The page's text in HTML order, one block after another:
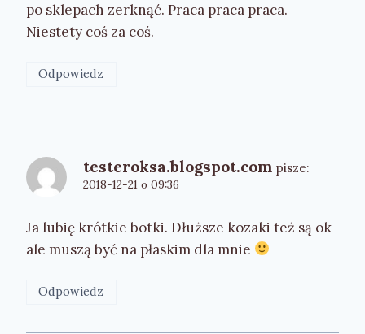
po sklepach zerknąć. Praca praca praca.
Niestety coś za coś.
Odpowiedz
testeroksa.blogspot.com pisze:
2018-12-21 o 09:36
Ja lubię krótkie botki. Dłuższe kozaki też są ok
ale muszą być na płaskim dla mnie
Odpowiedz